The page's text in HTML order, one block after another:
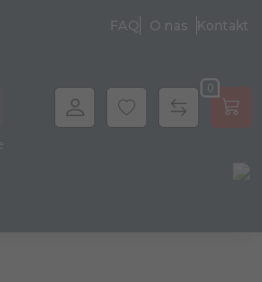
FAQ O nas Kontakt
0